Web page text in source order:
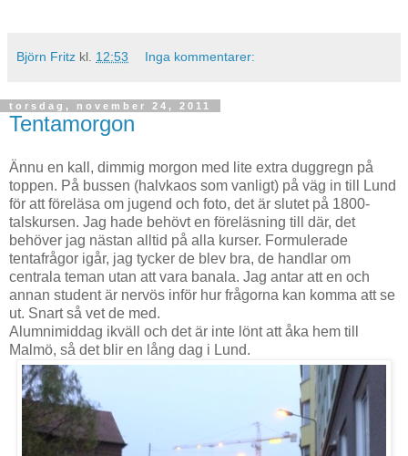
Björn Fritz kl. 12:53 Inga kommentarer:
torsdag, november 24, 2011
Tentamorgon
Ännu en kall, dimmig morgon med lite extra duggregn på
toppen. På bussen (halvkaos som vanligt) på väg in till Lund
för att föreläsa om jugend och foto, det är slutet på 1800-
talskursen. Jag hade behövt en föreläsning till där, det
behöver jag nästan alltid på alla kurser. Formulerade
tentafrågor igår, jag tycker de blev bra, de handlar om
centrala teman utan att vara banala. Jag antar att en och
annan student är nervös inför hur frågorna kan komma att se
ut. Snart så vet de med.
Alumnimiddag ikväll och det är inte lönt att åka hem till
Malmö, så det blir en lång dag i Lund.